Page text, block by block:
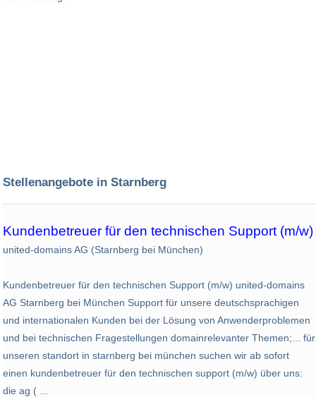
Stellenangebote in Starnberg
Kundenbetreuer für den technischen Support (m/w)
united-domains AG (Starnberg bei München)
Kundenbetreuer für den technischen Support (m/w) united-domains
AG Starnberg bei München Support für unsere deutschsprachigen
und internationalen Kunden bei der Lösung von Anwenderproblemen
und bei technischen Fragestellungen domainrelevanter Themen;... für
unseren standort in starnberg bei münchen suchen wir ab sofort
einen kundenbetreuer für den technischen support (m/w) über uns:
die ag ( ...